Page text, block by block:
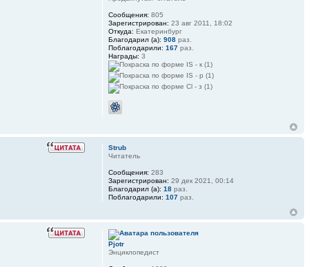
Сообщения: 805
Зарегистрирован: 23 авг 2011, 18:02
Откуда: Екатеринбург
Благодарил (а): 908раз.
Поблагодарили: 167раз.
Награды: 3
Strub
Читатель
Сообщения: 283
Зарегистрирован: 29 дек 2021, 00:14
Благодарил (а): 18раз.
Поблагодарили: 107раз.
Pjotr
Энциклопедист